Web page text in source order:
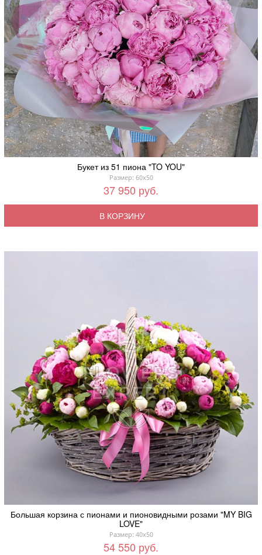
Букет из 51 пиона "TO YOU"
Размер: 60x50
37 950 руб.
В КОРЗИНУ
Большая корзина с пионами и пионовидными розами "MY BIG
LOVE"
Размер: 40x50
54 550 руб.